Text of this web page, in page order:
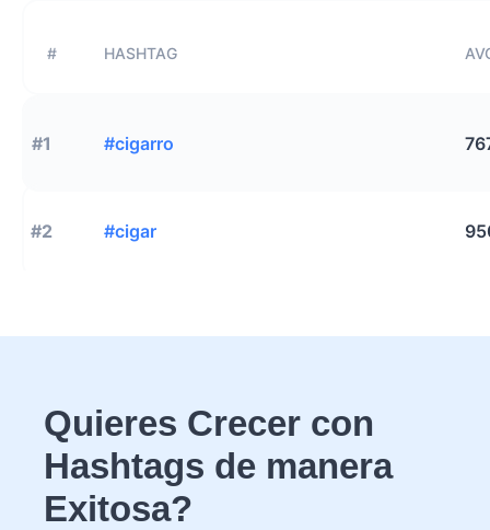
# HASHTAG
#1 #cigarro
#2 #cigar
Quieres Crecer con
Hashtags de manera
Exitosa?